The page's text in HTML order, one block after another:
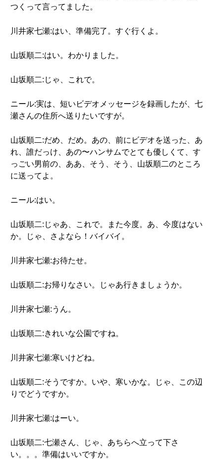
つくって言ってました。
川井家七瀬:はい、準備完了。すぐ行くよ。
山坂順二:はい。わかりました。
山坂順二:じゃ、これで。
ニール:実は、短いビデオメッセージを録画したが、七
瀬さんの住所へ送りたいですが。
山坂順二:だめ、だめ。あの、前にビデオを送った、あ
れ、誰だっけ、あの〜ハンサムでとても優しくて、す
っごい男前の、ああ、そう、そう、山坂順二のところ
に送ってよ。
ニール:はい。
山坂順二:じゃあ、これで。また今度。あ、今度はない
か。じゃ、さよなら！バイバイ。
川井家七瀬:お待たせ。
山坂順二:お帰りなさい。じゃあ行きましょうか。
川井家七瀬:うん。
山坂順二:きれいな公園ですね。
川井家七瀬:寒いけどね。
山坂順二:そうですか。いや、寒いかな。じゃ、この辺
りでどうですか。
川井家七瀬:はーい。
山坂順二:七瀬さん、じゃ、あちらへ立って下さ
い。。。準備はいいですか。